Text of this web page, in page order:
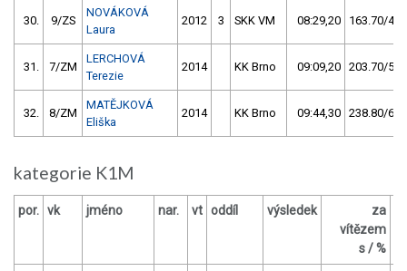
30. 9/ZS
NOVÁKOVÁ
Laura
2012 3 SKK VM 08:29,20 163.70/
31. 7/ZM
LERCHOVÁ
Terezie
2014 KK Brno 09:09,20 203.70/
32. 8/ZM
MATĚJKOVÁ
Eliška
2014 KK Brno 09:44,30 238.80/
kategorie K1M
por. vk jméno nar. vt oddíl výsledek
za
vítězem
s / %